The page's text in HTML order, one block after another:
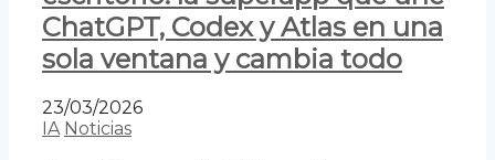
ChatGPT, Codex y Atlas en una
sola ventana y cambia todo
23/03/2026
IA Noticias